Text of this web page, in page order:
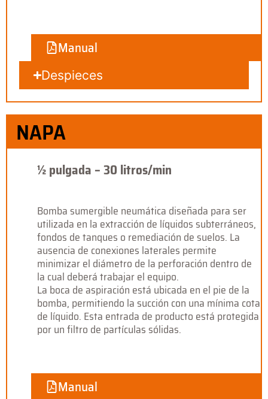
Manual
Despieces
NAPA
½ pulgada – 30 litros/min
Bomba sumergible neumática diseñada para ser
utilizada en la extracción de líquidos subterráneos,
fondos de tanques o remediación de suelos. La
ausencia de conexiones laterales permite
minimizar el diámetro de la perforación dentro de
la cual deberá trabajar el equipo.
La boca de aspiración está ubicada en el pie de la
bomba, permitiendo la succión con una mínima cota
de líquido. Esta entrada de producto está protegida
por un filtro de partículas sólidas.
Manual